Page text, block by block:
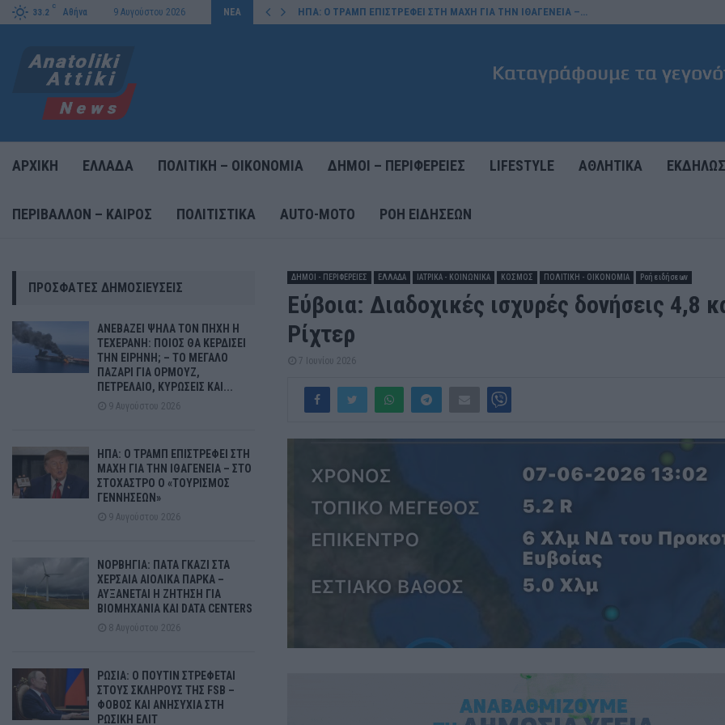
33.2
C
Αθήνα 9 Αυγούστου 2026 ΝΕΑ
ΤΗΝ… ΗΠΑ: Ο ΤΡΑΜΠ ΕΠΙΣΤΡΕΦΕΙ ΣΤΗ ΜΑΧΗ ΓΙΑ ΤΗΝ ΙΘΑΓΕΝΕΙΑ –…
ΑΡΧΙΚΗ ΕΛΛΑΔΑ ΠΟΛΙΤΙΚΗ – ΟΙΚΟΝΟΜΙΑ ΔΗΜΟΙ – ΠΕΡΙΦΕΡΕΙΕΣ LIFESTYLE ΑΘΛΗΤΙΚΑ
ΠΕΡΙΒΑΛΛΟΝ – ΚΑΙΡΟΣ ΠΟΛΙΤΙΣΤΙΚΑ AUTO-MOTO ΡΟΉ ΕΙΔΉΣΕΩΝ
ΔΗΜΟΙ - ΠΕΡΙΦΕΡΕΙΕΣ ΕΛΛΑΔΑ ΙΑΤΡΙΚΑ - ΚΟΙΝΩΝΙΚΑ ΚΟΣΜΟΣ ΠΟΛΙΤΙΚΗ - ΟΙΚΟΝΟΜΙΑ Ροή ειδήσεων
Εύβοια: Διαδοχικές ισχυρές δονήσεις 4,8
Ρίχτερ
7 Ιουνίου 2026
ΠΡΌΣΦΑΤΕΣ ΔΗΜΟΣΙΕΎΣΕΙΣ
ΑΝΕΒΑΖΕΙ ΨΗΛΑ ΤΟΝ ΠΗΧΗ Η
ΤΕΧΕΡΑΝΗ: ΠΟΙΟΣ ΘΑ ΚΕΡΔΙΣΕΙ
ΤΗΝ ΕΙΡΗΝΗ; – ΤΟ ΜΕΓΑΛΟ
ΠΑΖΑΡΙ ΓΙΑ ΟΡΜΟΥΖ,
ΠΕΤΡΕΛΑΙΟ, ΚΥΡΩΣΕΙΣ ΚΑΙ...
9 Αυγούστου 2026
ΗΠΑ: Ο ΤΡΑΜΠ ΕΠΙΣΤΡΕΦΕΙ ΣΤΗ
ΜΑΧΗ ΓΙΑ ΤΗΝ ΙΘΑΓΕΝΕΙΑ – ΣΤΟ
ΣΤΟΧΑΣΤΡΟ Ο «ΤΟΥΡΙΣΜΟΣ
ΓΕΝΝΗΣΕΩΝ»
9 Αυγούστου 2026
ΝΟΡΒΗΓΙΑ: ΠΑΤΑ ΓΚΑΖΙ ΣΤΑ
ΧΕΡΣΑΙΑ ΑΙΟΛΙΚΑ ΠΑΡΚΑ –
ΑΥΞΑΝΕΤΑΙ Η ΖΗΤΗΣΗ ΓΙΑ
ΒΙΟΜΗΧΑΝΙΑ ΚΑΙ DATA CENTERS
8 Αυγούστου 2026
ΡΩΣΙΑ: Ο ΠΟΥΤΙΝ ΣΤΡΕΦΕΤΑΙ
ΣΤΟΥΣ ΣΚΛΗΡΟΥΣ ΤΗΣ FSB –
ΦΟΒΟΣ ΚΑΙ ΑΝΗΣΥΧΙΑ ΣΤΗ
ΡΩΣΙΚΗ ΕΛΙΤ